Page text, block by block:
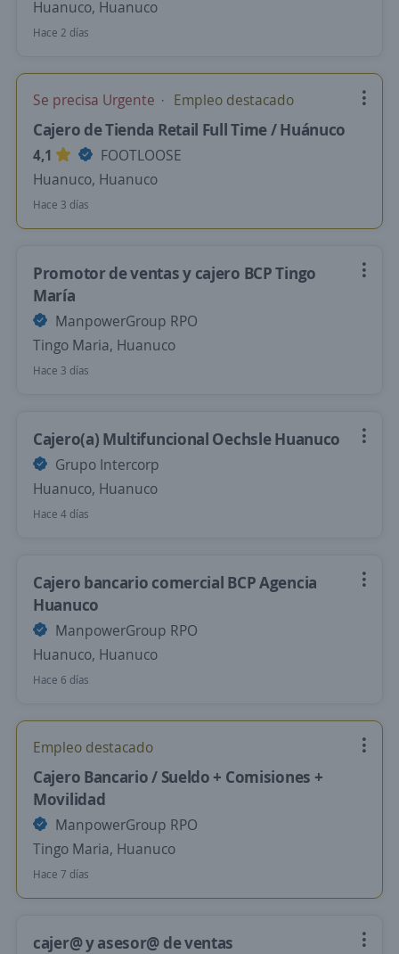
Huanuco, Huanuco
Hace 2 días
Se precisa Urgente Empleo destacado
Cajero de Tienda Retail Full Time / Huánuco
4,1
FOOTLOOSE
Huanuco, Huanuco
Hace 3 días
Promotor de ventas y cajero BCP Tingo
María
ManpowerGroup RPO
Tingo Maria, Huanuco
Hace 3 días
Cajero(a) Multifuncional Oechsle Huanuco
Grupo Intercorp
Huanuco, Huanuco
Hace 4 días
Cajero bancario comercial BCP Agencia
Huanuco
ManpowerGroup RPO
Huanuco, Huanuco
Hace 6 días
Empleo destacado
Cajero Bancario / Sueldo + Comisiones +
Movilidad
ManpowerGroup RPO
Tingo Maria, Huanuco
Hace 7 días
cajer@ y asesor@ de ventas